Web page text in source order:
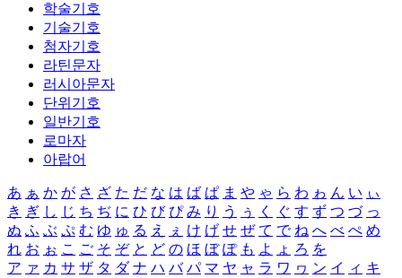
학술기호
기술기호
첨자기호
라틴문자
러시아문자
단위기호
일반기호
로마자
아랍어
あ ぁ か が さ ざ た だ な は ば ぱ ま や ゃ ら わ ゎ ん い ぃ
き ぎ し じ ち ぢ に ひ び ぴ み り う ぅ く ぐ す ず つ づ っ
ぬ ふ ぶ ぷ む ゆ ゅ る え ぇ け げ せ ぜ て で ね へ べ ぺ め
れ お ぉ こ ご そ ぞ と ど の ほ ぼ ぽ も よ ょ ろ を
ア ァ カ サ ザ タ ダ ナ ハ バ パ マ ヤ ャ ラ ワ ヮ ン イ ィ キ